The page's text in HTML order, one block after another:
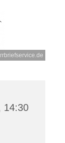
14:30